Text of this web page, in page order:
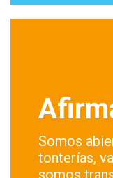
Somos
tonterías,
somos